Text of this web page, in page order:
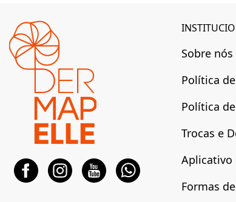
Sobre nós
Política
Política
Trocas e
Aplicativo
Formas